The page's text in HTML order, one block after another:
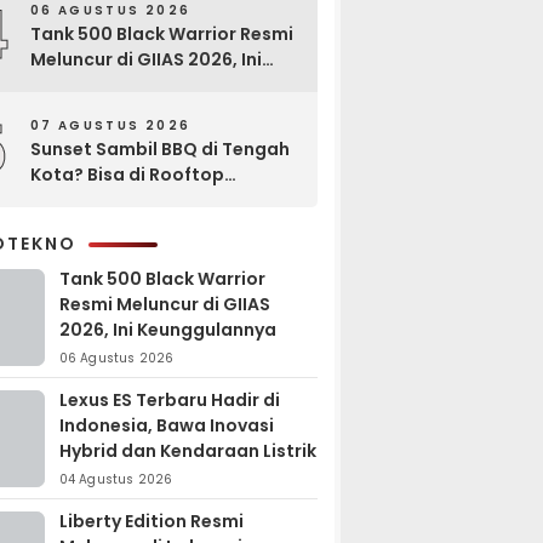
06 AGUSTUS 2026
Tank 500 Black Warrior Resmi
Meluncur di GIIAS 2026, Ini
07 AGUSTUS 2026
Sunset Sambil BBQ di Tengah
Kota? Bisa di Rooftop
Tank 500 Black Warrior
Resmi Meluncur di GIIAS
2026, Ini Keunggulannya
06 Agustus 2026
Lexus ES Terbaru Hadir di
Indonesia, Bawa Inovasi
Hybrid dan Kendaraan Listrik
04 Agustus 2026
Liberty Edition Resmi